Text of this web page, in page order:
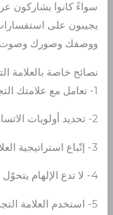
سواءً كانوا يشاركون
يجيبون على
ووصفك وصورك وصوت
نصائح خاصة بالعلامة
1- تعامل مع علامتك التجارية كشخص
2- تحديد أولويات الاتساق
3- إتّباع استراتيجية العلامة التجارية
4- لا تدع الإلهام يتحوّل إلى تقليد
5- استخدم العلامة التجارية للتوظيف